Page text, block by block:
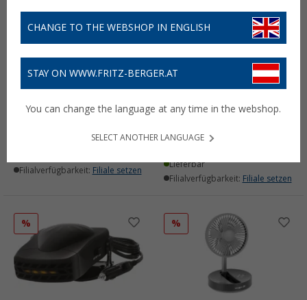
(33)
Filialverfügbarkeit: Filiale setzen
Brunner Thyfan RG
wiederaufladbar mit LED
44,99€ UVP
Lieferbar
Filialverfügbarkeit: Filiale setzen
% %
CHANGE TO THE WEBSHOP IN ENGLISH
STAY ON WWW.FRITZ-BERGER.AT
You can change the language at any time in the webshop.
SELECT ANOTHER LANGUAGE